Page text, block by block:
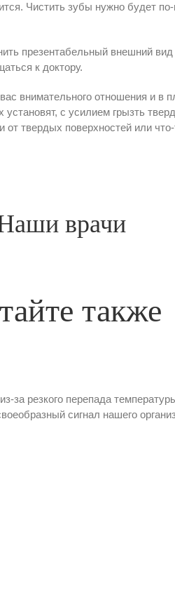
Чистить зубы нужно будет
презентабельный внешний
к доктору.
внимательного отношения и в
с усилием грызть
твердых поверхностей или
врачи
также
за резкого перепада
сигнал нашего